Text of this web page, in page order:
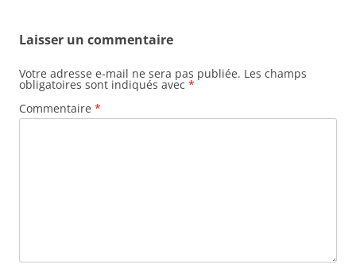
Laisser un commentaire
Votre adresse e-mail ne sera pas publiée. Les champs
obligatoires sont indiqués avec *
Commentaire *